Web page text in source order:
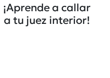
¡Aprende a callar
a tu juez interior!